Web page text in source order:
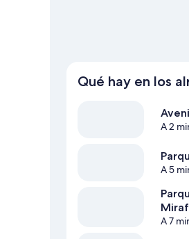
Qué hay en los
A 2
A 5
A 7